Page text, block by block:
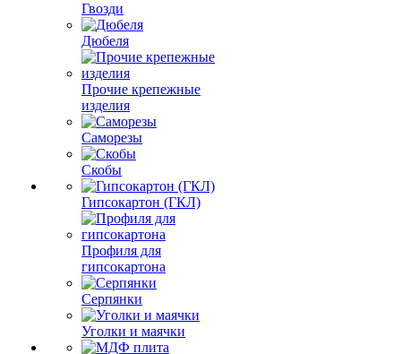
Гвозди
Дюбеля
Прочие крепежные
изделия
Саморезы
Скобы
Гипсокартон (ГКЛ)
Профиля для
гипсокартона
Серпянки
Уголки и маячки